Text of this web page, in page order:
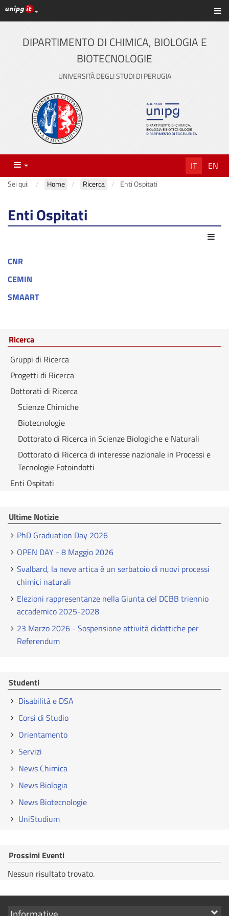
Vai
al
contenuto
principale
Link ai principali servizi web di Ateneo
DIPARTIMENTO DI CHIMICA, BIOLOGIA E
BIOTECNOLOGIE
UNIVERSITÀ DEGLI STUDI DI PERUGIA
Menu IT EN
Sei qui: Home Ricerca Enti Ospitati
Enti Ospitati
CNR
CEMIN
SMAART
Ricerca
Gruppi di Ricerca
Progetti di Ricerca
Dottorati di Ricerca
Scienze Chimiche
Biotecnologie
Dottorato di Ricerca in Scienze Biologiche e Naturali
Dottorato di Ricerca di interesse nazionale in Processi e
Tecnologie Fotoindotti
Enti Ospitati
Ultime Notizie
PhD Graduation Day 2026
OPEN DAY - 8 Maggio 2026
Svalbard, la neve artica è un serbatoio di nuovi processi
chimici naturali
Elezioni rappresentanze nella Giunta del DCBB triennio
accademico 2025-2028
23 Marzo 2026 - Sospensione attività didattiche per
Referendum
Studenti
Disabilità e DSA
Corsi di Studio
Orientamento
Servizi
News Chimica
News Biologia
News Biotecnologie
UniStudium
Prossimi Eventi
Nessun risultato trovato.